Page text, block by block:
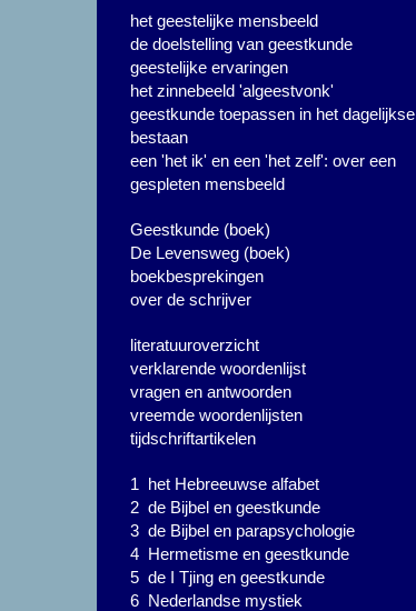
het geestelijke mensbeeld
de doelstelling van geestkunde
geestelijke ervaringen
het zinnebeeld 'algeestvonk'
geestkunde toepassen in het dagelijkse
bestaan
een 'het ik' en een 'het zelf': over een
gespleten mensbeeld
Geestkunde (boek)
De Levensweg (boek)
boekbesprekingen
over de schrijver
literatuuroverzicht
verklarende woordenlijst
vragen en antwoorden
vreemde woordenlijsten
tijdschriftartikelen
1 het Hebreeuwse alfabet
2 de Bijbel en geestkunde
3 de Bijbel en parapsychologie
4 Hermetisme en geestkunde
5 de I Tjing en geestkunde
6 Nederlandse mystiek